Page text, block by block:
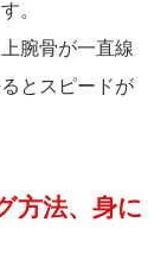
。
腕骨が一直線
とスピードが
方法、身に